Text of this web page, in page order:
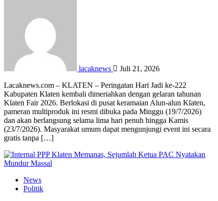
lacaknews
Juli 21, 2026
Lacaknews.com – KLATEN – Peringatan Hari Jadi ke-222
Kabupaten Klaten kembali dimeriahkan dengan gelaran tahunan
Klaten Fair 2026. Berlokasi di pusat keramaian Alun-alun Klaten,
pameran multiproduk ini resmi dibuka pada Minggu (19/7/2026)
dan akan berlangsung selama lima hari penuh hingga Kamis
(23/7/2026). Masyarakat umum dapat mengunjungi event ini secara
gratis tanpa […]
News
Politik